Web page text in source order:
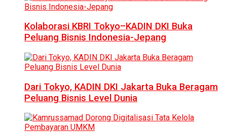
Kolaborasi KBRI Tokyo–KADIN DKI Buka
Peluang Bisnis Indonesia-Jepang
Dari Tokyo, KADIN DKI Jakarta Buka Beragam
Peluang Bisnis Level Dunia